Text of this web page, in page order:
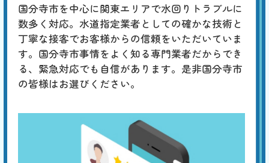
省エネな照明への改善など、規模や予算に応じたトータルなコーディネ
ートが行えます。
国分寺市を中心に関東エリアで水回りトラブルに
数多く対応。水道指定業者としての確かな技術と
丁寧な接客でお客様からの信頼をいただいていま
す。国分寺市事情をよく知る専門業者だからでき
る、緊急対応でも自信があります。是非国分寺市
の皆様はお選びください。